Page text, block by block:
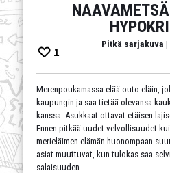
Pitkä sarjakuva |
1
Merenpoukamassa elää outo eläin,
kaupungin ja saa tietää olevansa
kanssa. Asukkaat ottavat etäisen
Ennen pitkää uudet velvollisuudet
merieläimen elämän huonompaan
asiat muuttuvat, kun tulokas saa
salaisuuden.